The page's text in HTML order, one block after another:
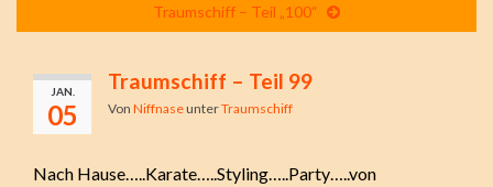
Traumschiff – Teil „100“
JAN.
05
Traumschiff – Teil 99
Von NiffnaseunterTraumschiff
Nach Hause…..Karate…..Styling…..Party…..von